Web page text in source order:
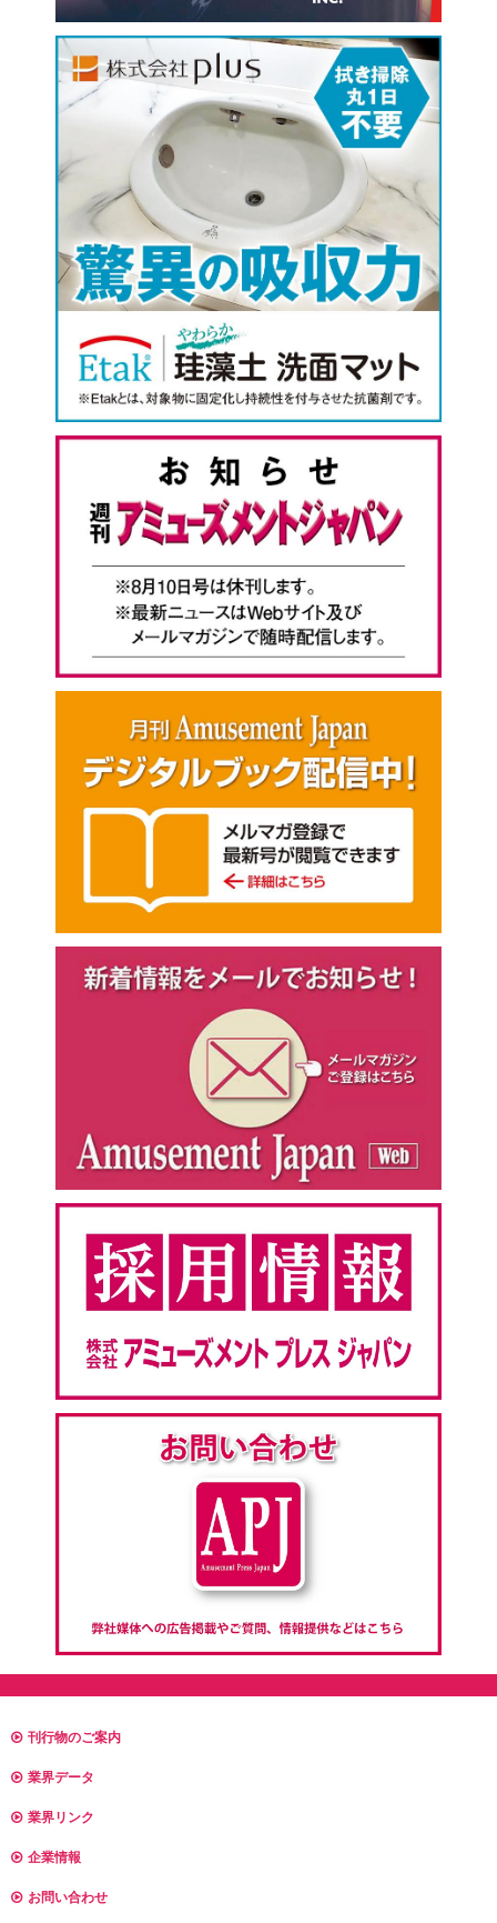
刊行物のご案内
業界データ
業界リンク
企業情報
お問い合わせ